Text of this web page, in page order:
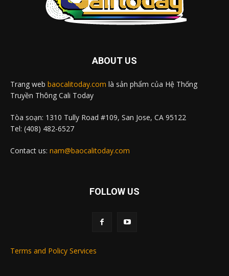
ABOUT US
Trang web baocalitoday.com là sản phẩm của Hệ Thống
Truyền Thông Cali Today
Tòa soạn: 1310 Tully Road #109, San Jose, CA 95122
Tel: (408) 482-6527
Contact us: nam@baocalitoday.com
FOLLOW US
Terms and Policy Services